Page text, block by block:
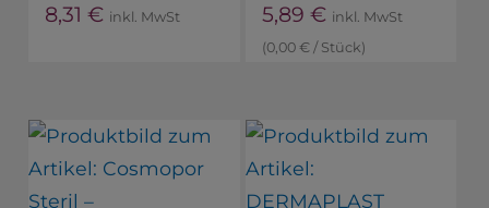
8,31€ inkl. MwSt 5,89 € inkl. MwSt
(0,00 €/ Stück)